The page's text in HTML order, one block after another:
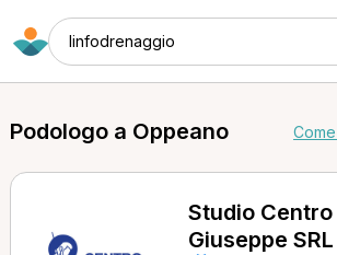
linfodrenaggio
Podologo a Oppeano
Studio Centro
Giuseppe SRL